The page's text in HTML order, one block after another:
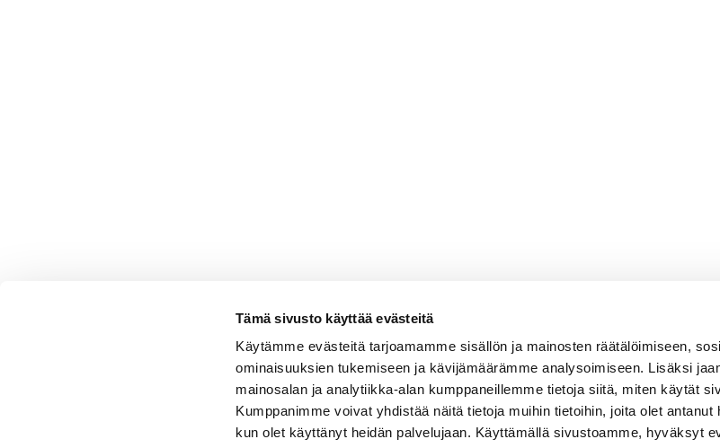
Tämä sivusto käyttää evästeitä
Käytämme evästeitä tarjoamamme sisällön ja mainosten räätälöimiseen,
ominaisuuksien tukemiseen ja kävijämäärämme analysoimiseen. Lisäksi
mainosalan ja analytiikka-alan kumppaneillemme tietoja siitä, miten käytät
Kumppanimme voivat yhdistää näitä tietoja muihin tietoihin, joita olet antanut
kun olet käyttänyt heidän palvelujaan. Käyttämällä sivustoamme, hyväksyt